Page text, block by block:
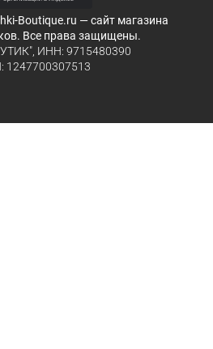
Boutique.ru — сайт магазина
Все права защищены.
ИНН: 9715480390
1247700307513